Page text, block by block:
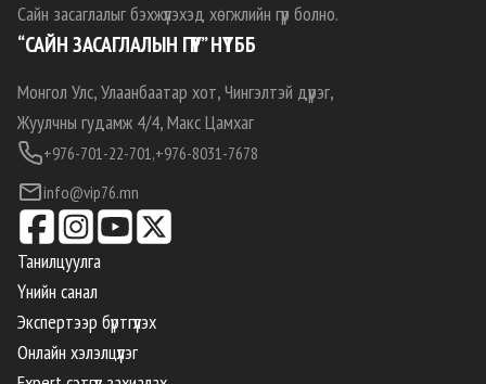
Сайн засаглалыг бэхжүүлэхэд хөгжлийн гүүр болно.
“САЙН ЗАСАГЛАЛЫН ГҮҮР” НҮТББ
Монгол Улс, Улаанбаатар хот, Чингэлтэй дүүрэг,
Жуулчны гудамж 4/4, Макс Цамхаг
+976-701-22-701,+976-8031-7678
info@vip76.mn
Танилцуулга
Үнийн санал
Экспертээр бүртгүүлэх
Онлайн хэлэлцүүлэг